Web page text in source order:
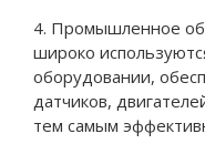
4. Промышленное
широко
оборудовании,
датчиков,
тем самым